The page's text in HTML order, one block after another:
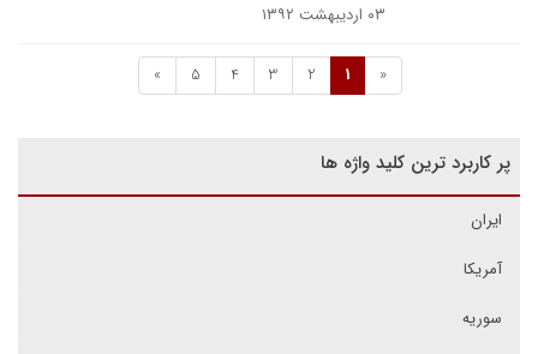
۰۳ اردیبهشت ۱۳۹۲
«
1
2
3
4
5
»
پر کاربرد ترین کلید واژه ها
ایران
آمریکا
سوریه